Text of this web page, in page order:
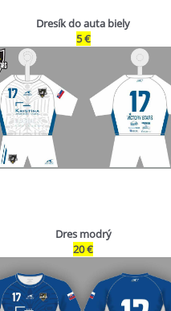
Dresík do auta biely
5 €
Dres modrý
20 €